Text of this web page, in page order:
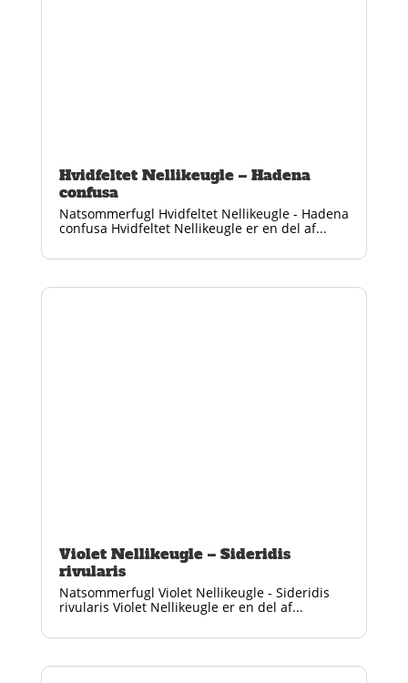
Hvidfeltet Nellikeugle – Hadena
confusa
Natsommerfugl Hvidfeltet Nellikeugle - Hadena
confusa Hvidfeltet Nellikeugle er en del af...
Violet Nellikeugle – Sideridis
rivularis
Natsommerfugl Violet Nellikeugle - Sideridis
rivularis Violet Nellikeugle er en del af...